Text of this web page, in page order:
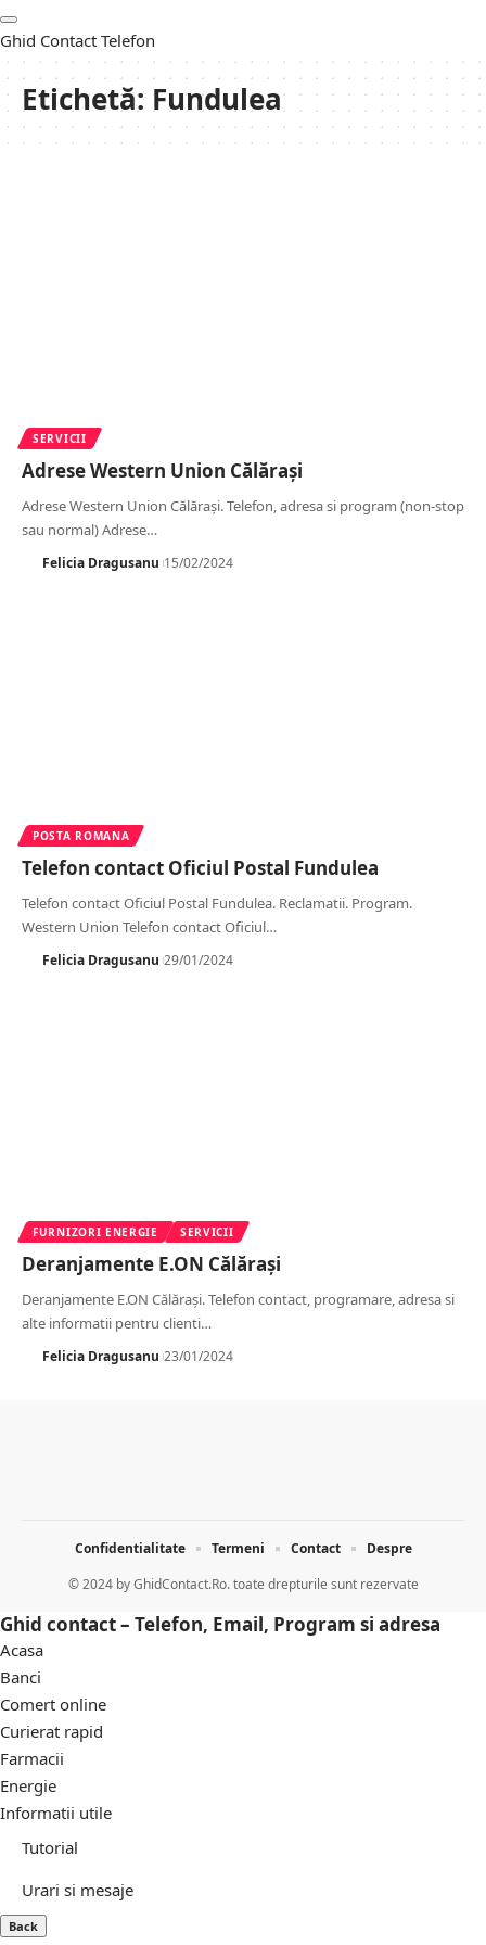
Ghid Contact Telefon
Etichetă: Fundulea
SERVICII
Adrese Western Union Călărași
Adrese Western Union Călărași. Telefon, adresa si program (non-stop
sau normal) Adrese…
Felicia Dragusanu 15/02/2024
POSTA ROMANA
Telefon contact Oficiul Postal Fundulea
Telefon contact Oficiul Postal Fundulea. Reclamatii. Program.
Western Union Telefon contact Oficiul…
Felicia Dragusanu 29/01/2024
FURNIZORI ENERGIE SERVICII
Deranjamente E.ON Călărași
Deranjamente E.ON Călărași. Telefon contact, programare, adresa si
alte informatii pentru clienti…
Felicia Dragusanu 23/01/2024
© 2024 byGhidContact.Ro. toate drepturile sunt rezervate
Confidentialitate Termeni Contact Despre
Ghid contact – Telefon, Email, Program si adresa
Acasa
Banci
Comert online
Curierat rapid
Farmacii
Energie
Informatii utile
Tutorial
Urari si mesaje
Back